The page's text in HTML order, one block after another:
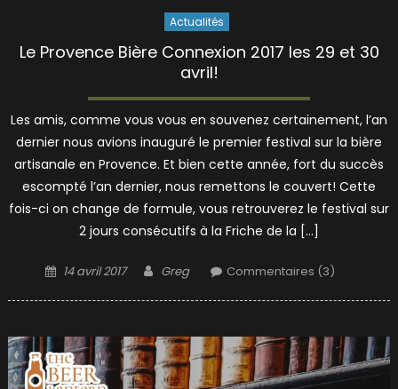
Actualités
Le Provence Bière Connexion 2017 les 29 et 30
avril!
Les amis, comme vous vous en souvenez certainement, l’an
dernier nous avions inauguré le premier festival sur la bière
artisanale en Provence. Et bien cette année, fort du succès
escompté l’an dernier, nous remettons le couvert! Cette
fois-ci on change de formule, vous retrouverez le festival sur
2 jours consécutifs à la Friche de la […]
Posted
14 avril 2017 Author
Greg Commentaires (3)